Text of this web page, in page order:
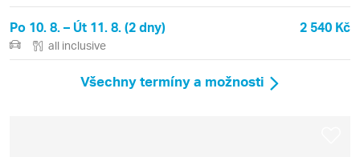
Po 10. 8. – Út 11. 8. (2 dny) 2 540 Kč
all inclusive
Všechny termíny a možnosti